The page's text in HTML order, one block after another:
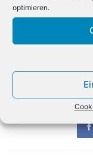
optimieren.
Versand vorzieht,
Unbefugte auf
können. 14
digitalen
könnten.